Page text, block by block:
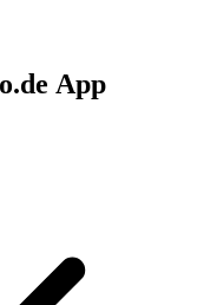
App